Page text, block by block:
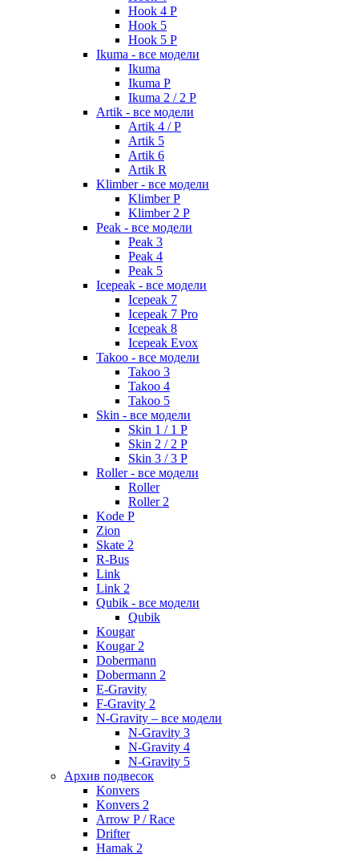
Hook 4 P
Hook 5
Hook 5 P
Ikuma - все модели
Ikuma
Ikuma P
Ikuma 2 / 2 P
Artik - все модели
Artik 4 / P
Artik 5
Artik 6
Artik R
Klimber - все модели
Klimber P
Klimber 2 P
Peak - все модели
Peak 3
Peak 4
Peak 5
Icepeak - все модели
Icepeak 7
Icepeak 7 Pro
Icepeak 8
Icepeak Evox
Takoo - все модели
Takoo 3
Takoo 4
Takoo 5
Skin - все модели
Skin 1 / 1 P
Skin 2 / 2 P
Skin 3 / 3 P
Roller - все модели
Roller
Roller 2
Kode P
Zion
Skate 2
R-Bus
Link
Link 2
Qubik - все модели
Qubik
Kougar
Kougar 2
Dobermann
Dobermann 2
E-Gravity
F-Gravity 2
N-Gravity – все модели
N-Gravity 3
N-Gravity 4
N-Gravity 5
Архив подвесок
Konvers
Konvers 2
Arrow P / Race
Drifter
Hamak 2